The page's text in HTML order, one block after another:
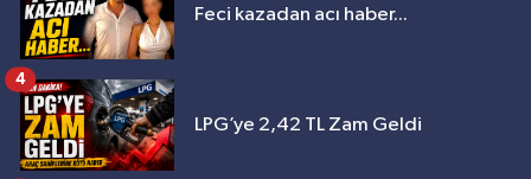
Feci kazadan acı haber...
LPG’ye 2,42 TL Zam Geldi
4